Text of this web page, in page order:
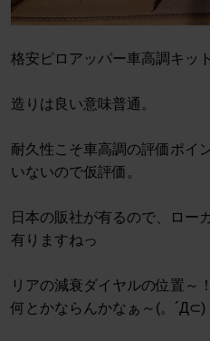
格安ピロアッパー車高調キット
造りは良い意味普通。
耐久性こそ車高調の評価ポイ
いないので仮評価。
日本の販社が有るので、ロー
有りますねっ
リアの減衰ダイヤルの位置～！
何とかならんかなぁ～(。´Д⊂)